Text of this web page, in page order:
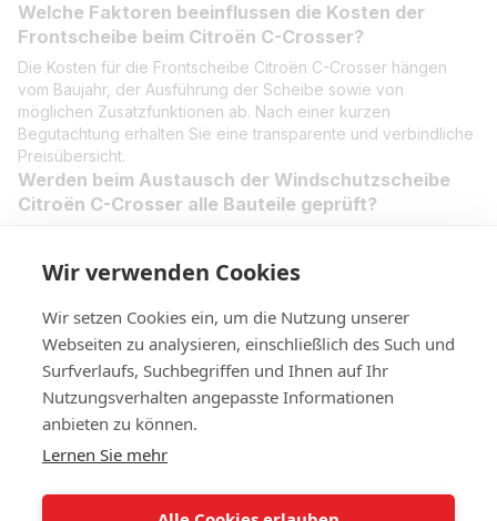
Welche Faktoren beeinflussen die Kosten der
Frontscheibe beim Citroën C-Crosser?
Die Kosten für die Frontscheibe Citroën C-Crosser hängen
vom Baujahr, der Ausführung der Scheibe sowie von
möglichen Zusatzfunktionen ab. Nach einer kurzen
Begutachtung erhalten Sie eine transparente und verbindliche
Preisübersicht.
Werden beim Austausch der Windschutzscheibe
Citroën C-Crosser alle Bauteile geprüft?
überprüft, damit die neue Scheibe korrekt sitzt und dauerhaft
+4314420014
Wir verwenden Cookies
Wir setzen Cookies ein, um die Nutzung unserer
Webseiten zu analysieren, einschließlich des Such und
Surfverlaufs, Suchbegriffen und Ihnen auf Ihr
Nutzungsverhalten angepasste Informationen
anbieten zu können.
Lernen Sie mehr